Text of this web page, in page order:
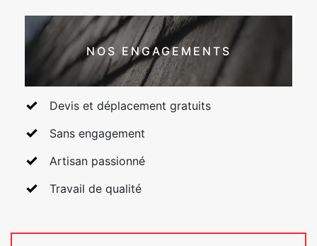
NOS ENGAGEMENTS
Devis et déplacement gratuits
Sans engagement
Artisan passionné
Travail de qualité